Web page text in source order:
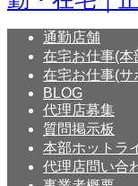
通勤店舗
在宅お仕事(本
在宅お仕事(
BLOG
代理店募集
質問掲示板
本部ホットラ
代理店問い合